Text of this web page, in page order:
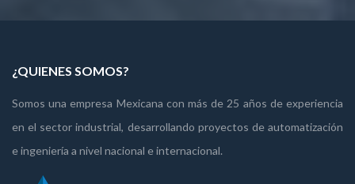
¿QUIENES SOMOS?
Somos una empresa Mexicana con más de 25 años de experiencia
en el sector industrial, desarrollando proyectos de automatización
e ingeniería a nivel nacional e internacional.